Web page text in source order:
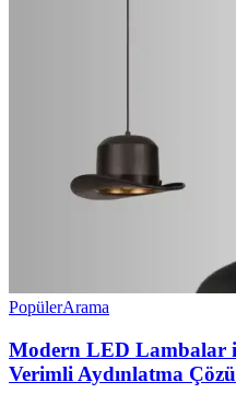
PopülerArama
Modern LED Lambalar
Verimli Aydınlatma